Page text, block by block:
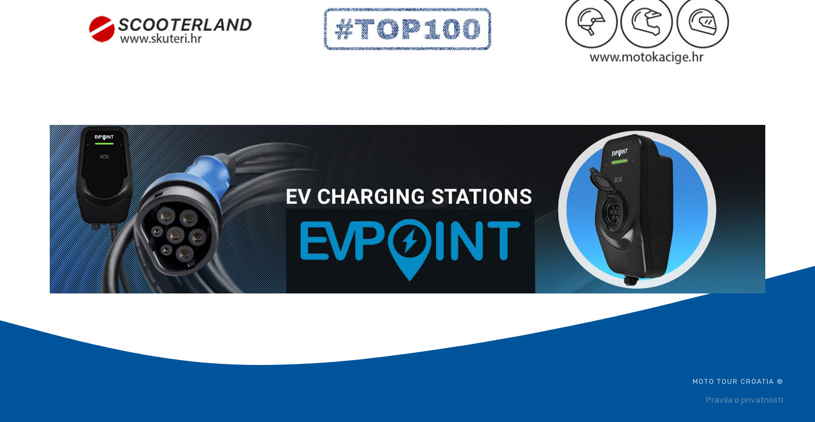
MOTO TOUR CROATIA ©
Pravila o privatnosti